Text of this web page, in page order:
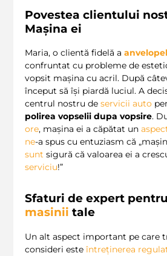
Povestea clientului
Mașina ei
Maria, o clientă fidelă a
confruntat cu probleme de
vopsit mașina cu acril. După
început să își piardă luciul. A
centrul nostru de servicii auto
polirea vopselii dupa vopsire.
ore, mașina ei a căpătat un
ne-a spus cu entuziasm că
sunt sigură că valoarea ei a
serviciu!”
Sfaturi de expert pentru
masinii tale
Un alt aspect important pe care
consideri este întreținerea